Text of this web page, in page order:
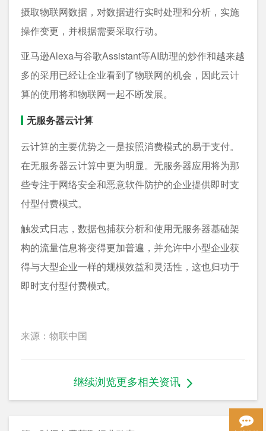
摄取物联网数据，对数据进行实时处理和分析，实施
操作变更，并根据需要采取行动。
亚马逊Alexa与谷歌Assistant等AI助理的炒作和越来越
多的采用已经让企业看到了物联网的机会，因此云计
算的使用将和物联网一起不断发展。
无服务器云计算
云计算的主要优势之一是按照消费模式的易于支付。
在无服务器云计算中更为明显。无服务器应用将为那
些专注于网络安全和恶意软件防护的企业提供即时支
付型付费模式。
触发式日志，数据包捕获分析和使用无服务器基础架
构的流量信息将变得更加普遍，并允许中小型企业获
得与大型企业一样的规模效益和灵活性，这也归功于
即时支付型付费模式。
来源：物联中国
继续浏览更多相关资讯